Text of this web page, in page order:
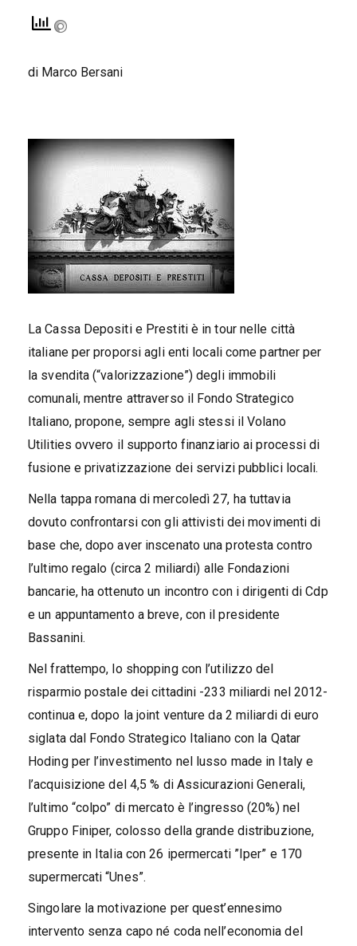
di Marco Bersani
La Cassa Depositi e Prestiti è in tour nelle città
italiane per proporsi agli enti locali come partner per
la svendita (“valorizzazione”) degli immobili
comunali, mentre attraverso il Fondo Strategico
Italiano, propone, sempre agli stessi il Volano
Utilities ovvero il supporto finanziario ai processi di
fusione e privatizzazione dei servizi pubblici locali.
Nella tappa romana di mercoledì 27, ha tuttavia
dovuto confrontarsi con gli attivisti dei movimenti di
base che, dopo aver inscenato una protesta contro
l’ultimo regalo (circa 2 miliardi) alle Fondazioni
bancarie, ha ottenuto un incontro con i dirigenti di Cdp
e un appuntamento a breve, con il presidente
Bassanini.
Nel frattempo, lo shopping con l’utilizzo del
risparmio postale dei cittadini -233 miliardi nel 2012-
continua e, dopo la joint venture da 2 miliardi di euro
siglata dal Fondo Strategico Italiano con la Qatar
Hoding per l’investimento nel lusso made in Italy e
l’acquisizione del 4,5 % di Assicurazioni Generali,
l’ultimo “colpo” di mercato è l’ingresso (20%) nel
Gruppo Finiper, colosso della grande distribuzione,
presente in Italia con 26 ipermercati ”Iper” e 170
supermercati “Unes”.
Singolare la motivazione per quest’ennesimo
intervento senza capo né coda nell’economia del